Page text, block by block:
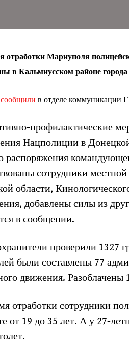
отработки Мариуполя
в Кальмиусском районе
сообщили в отделе коммуникации
профилактические
Нацполиции в
распоряжения
сотрудники
области,
добавлены силы из
в сообщении.
проверили 1327
были составлены 77
движения. Разоблачены
отработки сотрудники
от 19 до 35 лет. А у 27-